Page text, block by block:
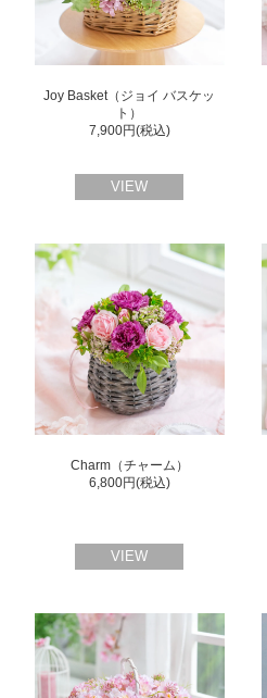
Joy Basket（ジョイ バスケッ
ト）
7,900円(税込)
VIEW
Charm（チャーム）
6,800円(税込)
VIEW